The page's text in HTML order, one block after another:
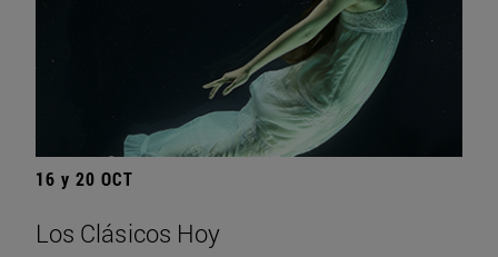
16 y 20 OCT
Los Clásicos Hoy